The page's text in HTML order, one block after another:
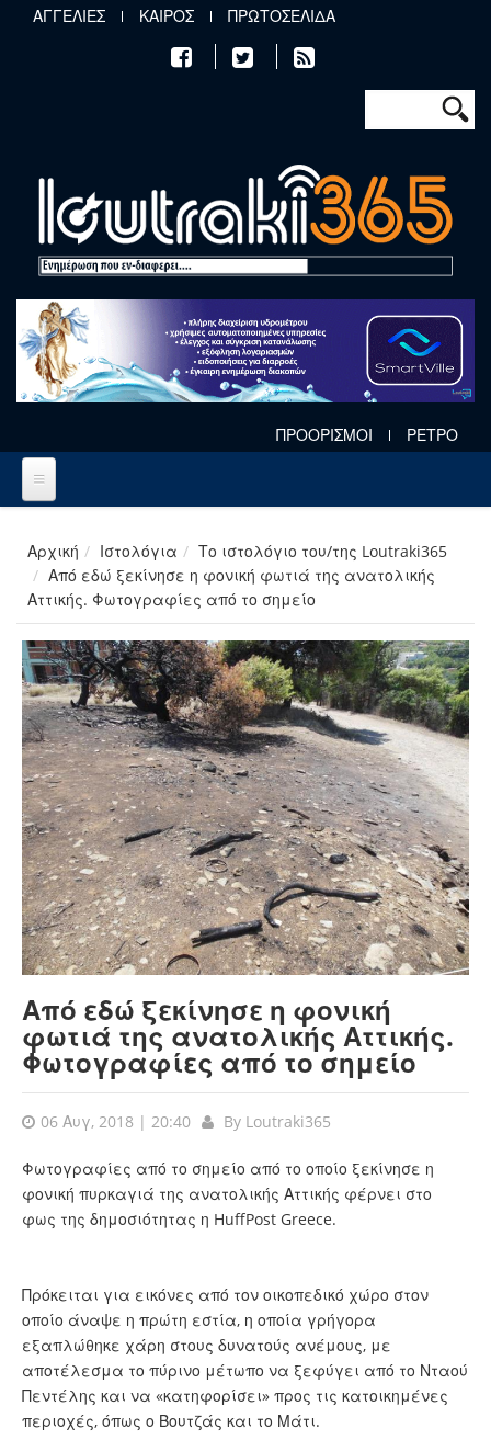
Παράκαμψη προς το κυρίως περιεχόμενο
ΑΓΓΕΛΙΕΣ ΚΑΙΡΟΣ ΠΡΩΤΟΣΕΛΙΔΑ
Φόρμα
Αναζήτηση
ΠΡΟΟΡΙΣΜΟΙ ΡΕΤΡΟ
Αρχική Ιστολόγια
Το ιστολόγιο του/της Loutraki365
Από εδώ ξεκίνησε η φονική φωτιά της ανατολικής
Αττικής. Φωτογραφίες από το σημείο
Από εδώ ξεκίνησε η φονική
φωτιά της ανατολικής Αττικής.
Φωτογραφίες από το σημείο
06 Αυγ, 2018 | 20:40 By Loutraki365
Φωτογραφίες από το σημείο από το οποίο ξεκίνησε η
φονική πυρκαγιά της ανατολικής Αττικής φέρνει στο
φως της δημοσιότητας η HuffPost Greece.
Πρόκειται για εικόνες από τον οικοπεδικό χώρο στον
οποίο άναψε η πρώτη εστία, η οποία γρήγορα
εξαπλώθηκε χάρη στους δυνατούς ανέμους, με
αποτέλεσμα το πύρινο μέτωπο να ξεφύγει από το Νταού
Πεντέλης και να «κατηφορίσει» προς τις κατοικημένες
περιοχές, όπως ο Βουτζάς και το Μάτι.